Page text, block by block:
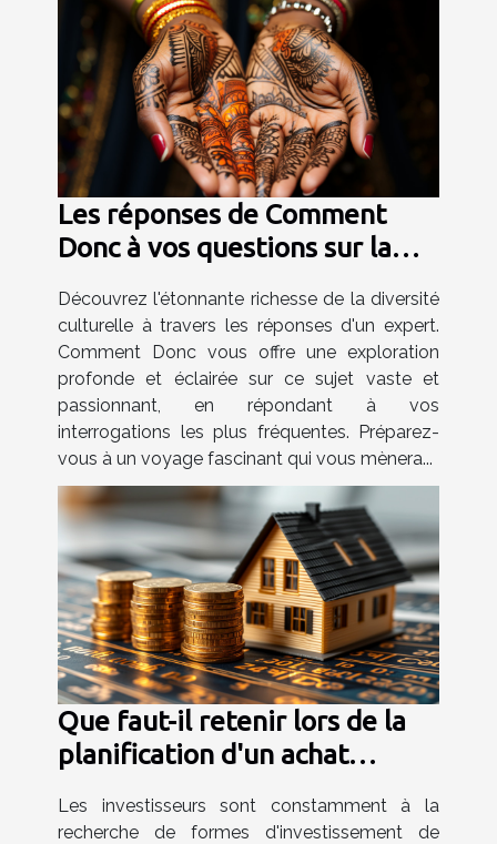
Les réponses de Comment
Donc à vos questions sur la
Découvrez l'étonnante richesse de la diversité
culturelle à travers les réponses d'un expert.
Comment Donc vous offre une exploration
profonde et éclairée sur ce sujet vaste et
passionnant, en répondant à vos
interrogations les plus fréquentes. Préparez-
vous à un voyage fascinant qui vous mènera...
Que faut-il retenir lors de la
planification d'un achat
maison ?
Les investisseurs sont constamment à la
recherche de formes d'investissement de